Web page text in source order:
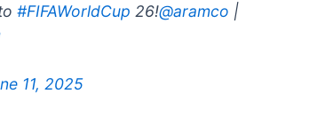
#FIFAWorldCup 26!@aramco |
11, 2025